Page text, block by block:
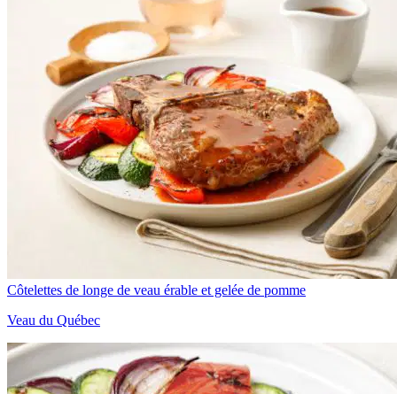
Côtelettes de longe de veau érable et gelée de pomme
Veau du Québec